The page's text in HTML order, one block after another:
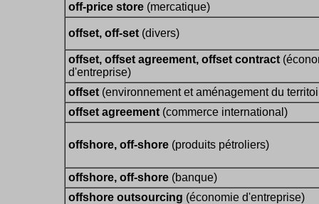
off-price store (mercatique)
offset, off-set (divers)
offset, offset agreement, offset contract
d'entreprise)
offset (environnement et aménagement du
offset agreement (commerce international)
offshore, off-shore (produits pétroliers)
offshore, off-shore (banque)
offshore outsourcing (économie d'entreprise)